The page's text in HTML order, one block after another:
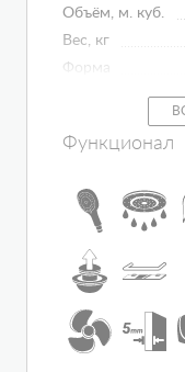
Объём, м. куб.
Вес, кг
Форма
Исполнение
Цвет задней
Регулировка
сауны/бани
Материал
Материал ванны
Подголовник
Исполнение
Функционал